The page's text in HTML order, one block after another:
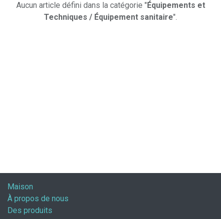
Aucun article défini dans la catégorie " Équipements et
Techniques / Équipement sanitaire".
Maison
À propos de nous
Des produits